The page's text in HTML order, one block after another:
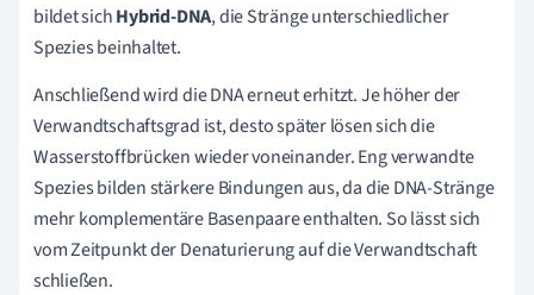
bildet sichHybrid-DNA, die Stränge unterschiedlicher
Spezies beinhaltet.
Anschließend wird die DNA erneut erhitzt. Je höher der
Verwandtschaftsgrad ist, desto später lösen sich die
Wasserstoffbrücken wieder voneinander. Eng verwandte
Spezies bilden stärkere Bindungen aus, da die DNA-Stränge
mehr komplementäre Basenpaare enthalten. So lässt sich
vom Zeitpunkt der Denaturierung auf die Verwandtschaft
schließen.